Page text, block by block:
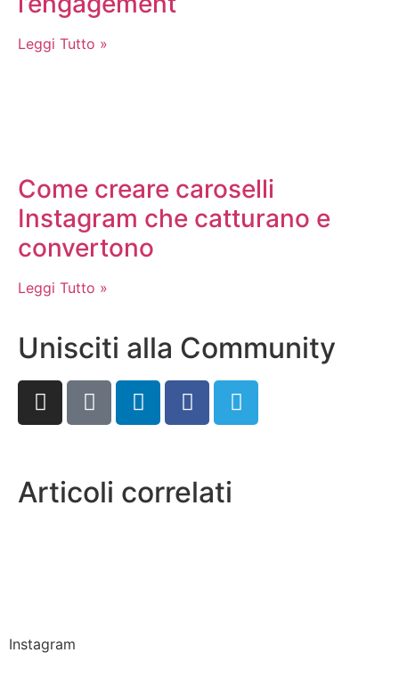
Leggi Tutto »
Come creare caroselli
Instagram che catturano e
convertono
Leggi Tutto »
Unisciti alla Community
Articoli correlati
Instagram